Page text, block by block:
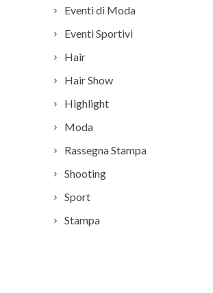
Eventi di Moda
Eventi Sportivi
Hair
Hair Show
Highlight
Moda
Rassegna Stampa
Shooting
Sport
Stampa